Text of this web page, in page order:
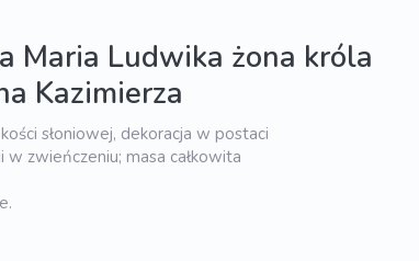
Maria Ludwika żona króla
Kazimierza
słoniowej, dekoracja w postaci
zwieńczeniu; masa całkowita